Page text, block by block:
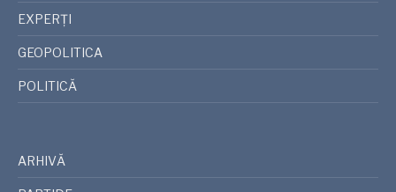
EXPERȚI
GEOPOLITICA
POLITICĂ
ARHIVĂ